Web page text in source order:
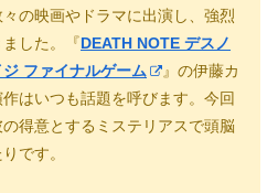
の映画やドラマに出演し、強烈
した。『DEATH NOTE デスノ
ジ ファイナルゲーム
』の伊藤カ
はいつも話題を呼びます。今回
得意とするミステリアスで頭脳
です。